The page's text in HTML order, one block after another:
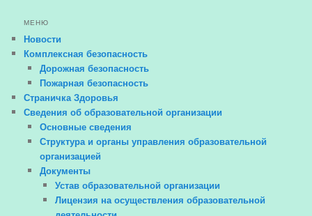
МЕНЮ
Новости
Комплексная безопасность
Дорожная безопасность
Пожарная безопасность
Страничка Здоровья
Сведения об образовательной организации
Основные сведения
Структура и органы управления образовательной
организацией
Документы
Устав образовательной организации
Лицензия на осуществления образовательной